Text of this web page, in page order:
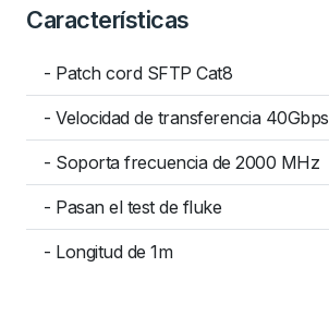
Características
- Patch cord SFTP Cat8
- Velocidad de transferencia 40Gbps
- Soporta frecuencia de 2000 MHz
- Pasan el test de fluke
- Longitud de 1m